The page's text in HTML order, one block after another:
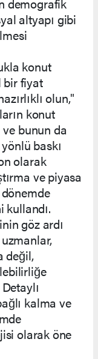
altyapı gibi
konut
bir fiyat
olun,"
konut
bunun da
baskı
olarak
ve piyasa
kullandı.
göz ardı
değil,
kalma ve
olarak öne